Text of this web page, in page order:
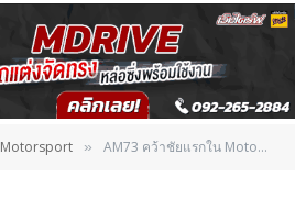
Motorsport » AM73 คว้าชัยแรกใน MotoGP ผล Jerez 2025